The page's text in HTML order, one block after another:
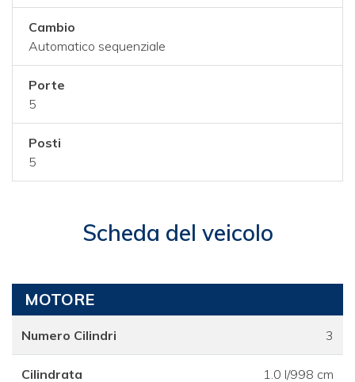
Cambio
Automatico sequenziale
Porte
5
Posti
5
Scheda del veicolo
MOTORE
Numero Cilindri 3
Cilindrata 1.0 l/998 cm